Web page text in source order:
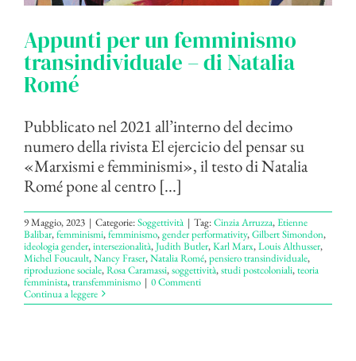
Appunti per un femminismo
transindividuale – di Natalia
Romé
Pubblicato nel 2021 all’interno del decimo
numero della rivista El ejercicio del pensar su
«Marxismi e femminismi», il testo di Natalia
Romé pone al centro [...]
9 Maggio, 2023 | Categorie:Soggettività | Tag:Cinzia Arruzza,Etienne
Balibar,femminismi,femminismo,gender performativity,Gilbert Simondon,
ideologia gender,intersezionalità,Judith Butler,Karl Marx,Louis Althusser,
Michel Foucault,Nancy Fraser,Natalia Romé,pensiero transindividuale,
riproduzione sociale,Rosa Caramassi,soggettività,studi postcoloniali,teoria
femminista,transfemminismo | 0 Commenti
Continua a leggere